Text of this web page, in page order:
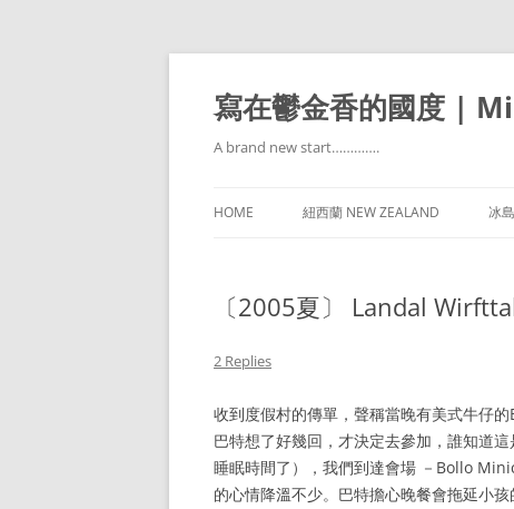
寫在鬱金香的國度 |
A brand new start………….
HOME 紐西蘭 NEW ZEALAND 冰
〔2005夏〕 Landal
2 Replies
收到度假村的傳單，聲稱當晚有美式牛仔
巴特想了好幾回，才決定去參加，誰知道
睡眠時間了），我們到達會場 －Bollo
的心情降溫不少。巴特擔心晚餐會拖延小